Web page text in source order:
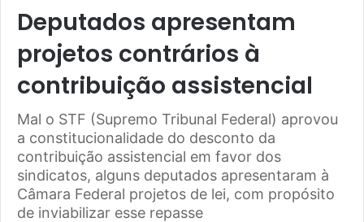
Deputados apresentam
projetos contrários à
contribuição assistencial
Mal o STF (Supremo Tribunal Federal) aprovou
a constitucionalidade do desconto da
contribuição assistencial em favor dos
sindicatos, alguns deputados apresentaram à
Câmara Federal projetos de lei, com propósito
de inviabilizar esse repasse